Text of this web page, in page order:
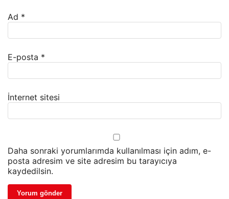
Ad *
E-posta *
İnternet sitesi
Daha sonraki yorumlarımda kullanılması için adım, e-
posta adresim ve site adresim bu tarayıcıya
kaydedilsin.